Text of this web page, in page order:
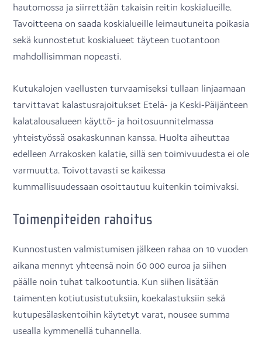
hautomossa ja siirrettään takaisin reitin koskialueille.
Tavoitteena on saada koskialueille leimautuneita poikasia
sekä kunnostetut koskialueet täyteen tuotantoon
mahdollisimman nopeasti.
Kutukalojen vaellusten turvaamiseksi tullaan linjaamaan
tarvittavat kalastusrajoitukset Etelä- ja Keski-Päijänteen
kalatalousalueen käyttö- ja hoitosuunnitelmassa
yhteistyössä osakaskunnan kanssa. Huolta aiheuttaa
edelleen Arrakosken kalatie, sillä sen toimivuudesta ei ole
varmuutta. Toivottavasti se kaikessa
kummallisuudessaan osoittautuu kuitenkin toimivaksi.
Toimenpiteiden rahoitus
Kunnostusten valmistumisen jälkeen rahaa on 10 vuoden
aikana mennyt yhteensä noin 60 000 euroa ja siihen
päälle noin tuhat talkootuntia. Kun siihen lisätään
taimenten kotiutusistutuksiin, koekalastuksiin sekä
kutupesälaskentoihin käytetyt varat, nousee summa
usealla kymmenellä tuhannella.